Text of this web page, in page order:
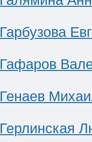
Гарбузова
Гафаров
Генаев
Герлинская